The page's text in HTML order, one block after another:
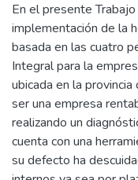
En el presente
implementación de la
basada en las cuatro
Integral para la
ubicada en la
ser una empresa
realizando un
cuenta con una
su defecto ha